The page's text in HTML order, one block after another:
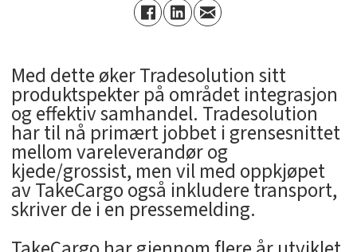
Med dette øker Tradesolution sitt
produktspekter på området integrasjon
og effektiv samhandel. Tradesolution
har til nå primært jobbet i grensesnittet
mellom vareleverandør og
kjede/grossist, men vil med oppkjøpet
av TakeCargo også inkludere transport,
skriver de i en pressemelding.